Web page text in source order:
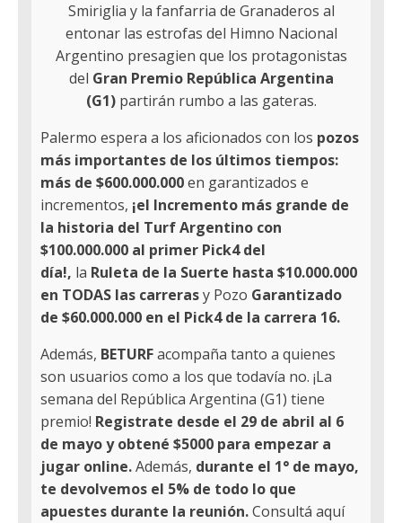
Smiriglia y la fanfarria de Granaderos al
entonar las estrofas del Himno Nacional
Argentino presagien que los protagonistas
del Gran Premio República Argentina
(G1)partirán rumbo a las gateras.
Palermo espera a los aficionados con los pozos
más importantes de los últimos tiempos:
más de $600.000.000en garantizados e
incrementos, ¡el Incremento más grande de
la historia del Turf Argentino con
$100.000.000 al primer Pick4 del
día!, la Ruleta de la Suerte hasta $10.000.000
en TODAS las carrerasy Pozo Garantizado
de $60.000.000 en el Pick4 de la carrera 16.
Además, BETURFacompaña tanto a quienes
son usuarios como a los que todavía no. ¡La
semana del República Argentina (G1) tiene
premio! Registrate desde el 29 de abril al 6
de mayo y obtené $5000 para empezar a
jugar online.Además, durante el 1° de mayo,
te devolvemos el 5% de todo lo que
apuestes durante la reunión.Consultá aquí